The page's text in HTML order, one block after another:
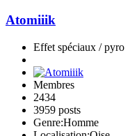
Atomiiik
Effet spéciaux / pyro
Membres
2434
3959 posts
Genre:Homme